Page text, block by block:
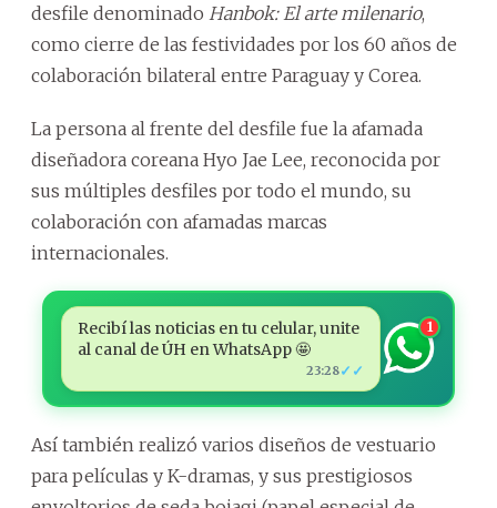
desfile denominado Hanbok: El arte milenario,
como cierre de las festividades por los 60 años de
colaboración bilateral entre Paraguay y Corea.
La persona al frente del desfile fue la afamada
diseñadora coreana Hyo Jae Lee, reconocida por
sus múltiples desfiles por todo el mundo, su
colaboración con afamadas marcas
internacionales.
Recibí las noticias en tu celular, unite
al canal de ÚH en WhatsApp 🤩
23:28✓✓
1
Así también realizó varios diseños de vestuario
para películas y K-dramas, y sus prestigiosos